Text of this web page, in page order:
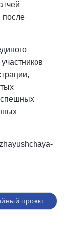
после
проект